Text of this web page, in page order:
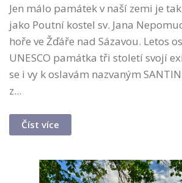
Jen málo památek v naší zemi je
jako Poutní kostel sv. Jana
hoře ve Žďáře nad Sázavou. Letos
UNESCO památka tři století svojí
se i vy k oslavám nazvaným
z...
Číst více